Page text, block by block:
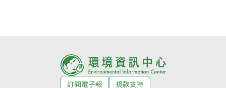
訂閱電子報
捐款支持